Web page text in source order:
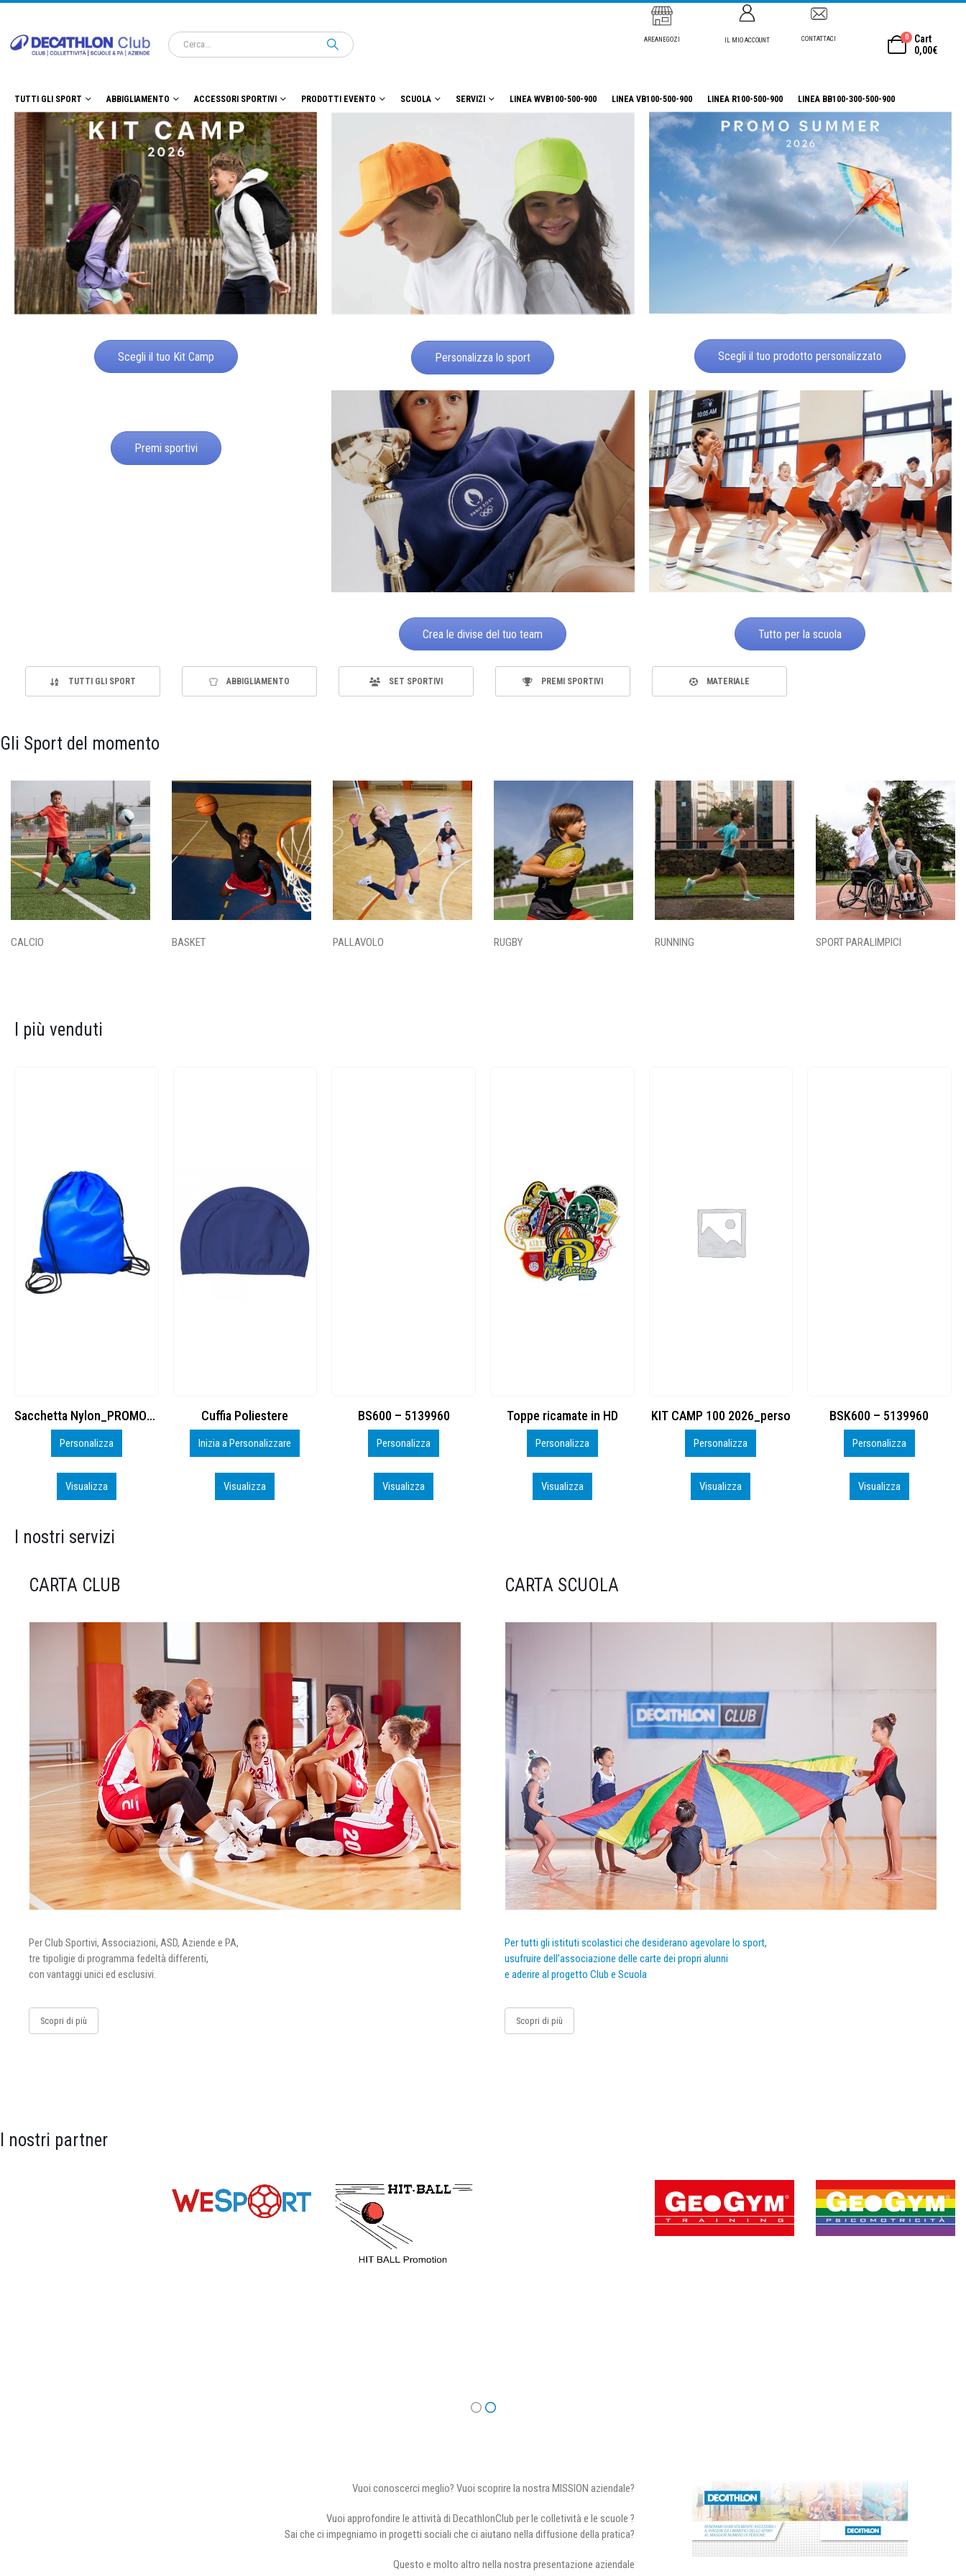
AREANEGOZI IL MIO ACCOUNT CONTATTACI 0
Cart
0,00€
TUTTI GLI SPORT ABBIGLIAMENTO ACCESSORI SPORTIVI PRODOTTI EVENTO SCUOLA SERVIZI LINEA WVB100-500-900 LINEA VB100-500-900 LINEA R100-500-900 LINEA BB100-300-500-900
Scegli il tuo Kit Camp Personalizza lo sport Scegli il tuo prodotto personalizzato
Premi sportivi
Crea le divise del tuo team Tutto per la scuola
TUTTI GLI SPORT ABBIGLIAMENTO SET SPORTIVI PREMI SPORTIVI MATERIALE
Gli Sport del momento
CALCIO BASKET PALLAVOLO RUGBY RUNNING SPORT PARALIMPICI
I più venduti
Cuffia Poliestere
Inizia a Personalizzare
Visualizza
BS600 – 5139960
Personalizza
Visualizza
Toppe ricamate in HD
Personalizza
Visualizza
KIT CAMP 100 2026_perso
Personalizza
Visualizza
BSK600 – 5139960
Personalizza
Visualizza
DTF
Personalizza
Visualizza
I nostri servizi
CARTA CLUB
Per Club Sportivi, Associazioni, ASD, Aziende e PA,
tre tipoligie di programma fedeltà differenti,
con vantaggi unici ed esclusivi.
Scopri di più
CARTA SCUOLA
Per tutti gli istituti scolastici che desiderano agevolare lo sport,
usufruire dell’associazione delle carte dei propri alunni
e aderire al progetto Club e Scuola
Scopri di più
I nostri partner
Vuoi conoscerci meglio? Vuoi scoprire la nostra MISSION aziendale?
Vuoi approfondire le attività di DecathlonClub per le colletività e le scuole ?
Sai che ci impegniamo in progetti sociali che ci aiutano nella diffusione della pratica?
Questo e molto altro nella nostra presentazione aziendale